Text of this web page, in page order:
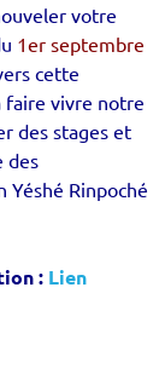
votre
1er septembre
cette
faire vivre notre
des stages et
des
Yéshé Rinpoché
: Lien